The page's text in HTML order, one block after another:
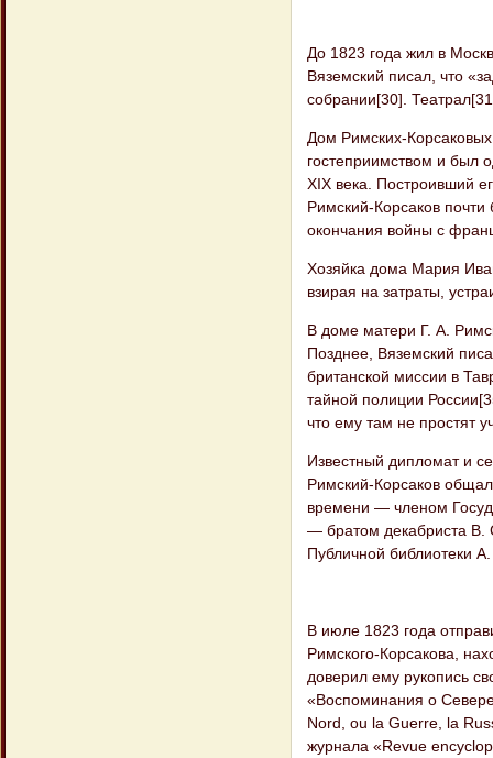
До 1823 года жил в
Вяземский писал, что
собрании[30].
Дом Римских-
гостеприимством и был
XIX века. Построивший
Римский-Корсаков
окончания войны с
Хозяйка дома Мария
взирая на затраты,
В доме матери Г. А.
Позднее, Вяземский
британской миссии в
тайной полиции
что ему там не простят
Известный дипломат и
Римский-Корсаков
времени — членом
— братом декабриста В.
Публичной библиотеки
В июле 1823 года
Римского-Корсакова,
доверил ему рукопись
«Воспоминания о
Nord, ou la Guerre, la
журнала «Revue